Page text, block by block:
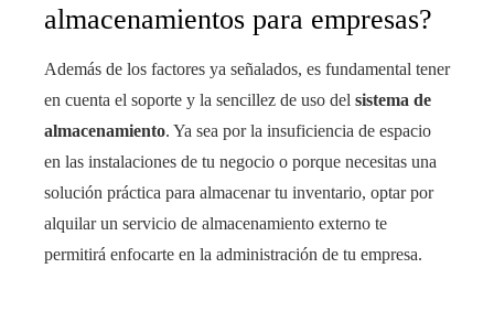
almacenamientos para empresas?
Además de los factores ya señalados, es fundamental tener
en cuenta el soporte y la sencillez de uso del sistema de
almacenamiento. Ya sea por la insuficiencia de espacio
en las instalaciones de tu negocio o porque necesitas una
solución práctica para almacenar tu inventario, optar por
alquilar un servicio de almacenamiento externo te
permitirá enfocarte en la administración de tu empresa.